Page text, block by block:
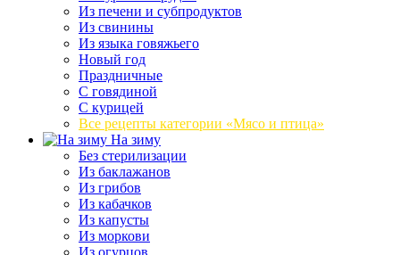
Из печени и субпродуктов
Из свинины
Из языка говяжьего
Новый год
Праздничные
С говядиной
С курицей
Все рецепты категории «Мясо и птица»
На зиму
Без стерилизации
Из баклажанов
Из грибов
Из кабачков
Из капусты
Из моркови
Из огурцов